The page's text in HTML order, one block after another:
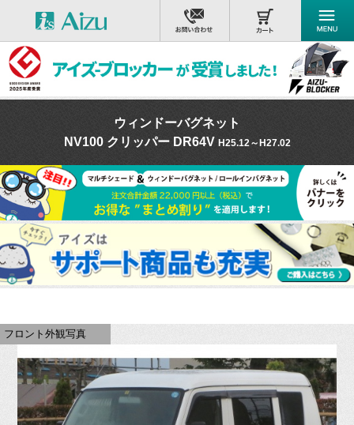
ウィンドーバグネット
NV100 クリッパー DR64V H25.12～H27.02
フロント外観写真